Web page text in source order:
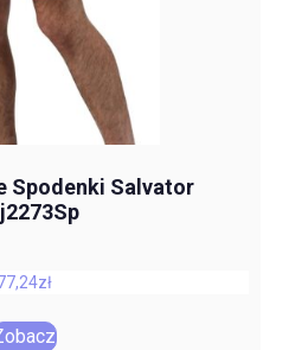
Spodenki Salvator
zł